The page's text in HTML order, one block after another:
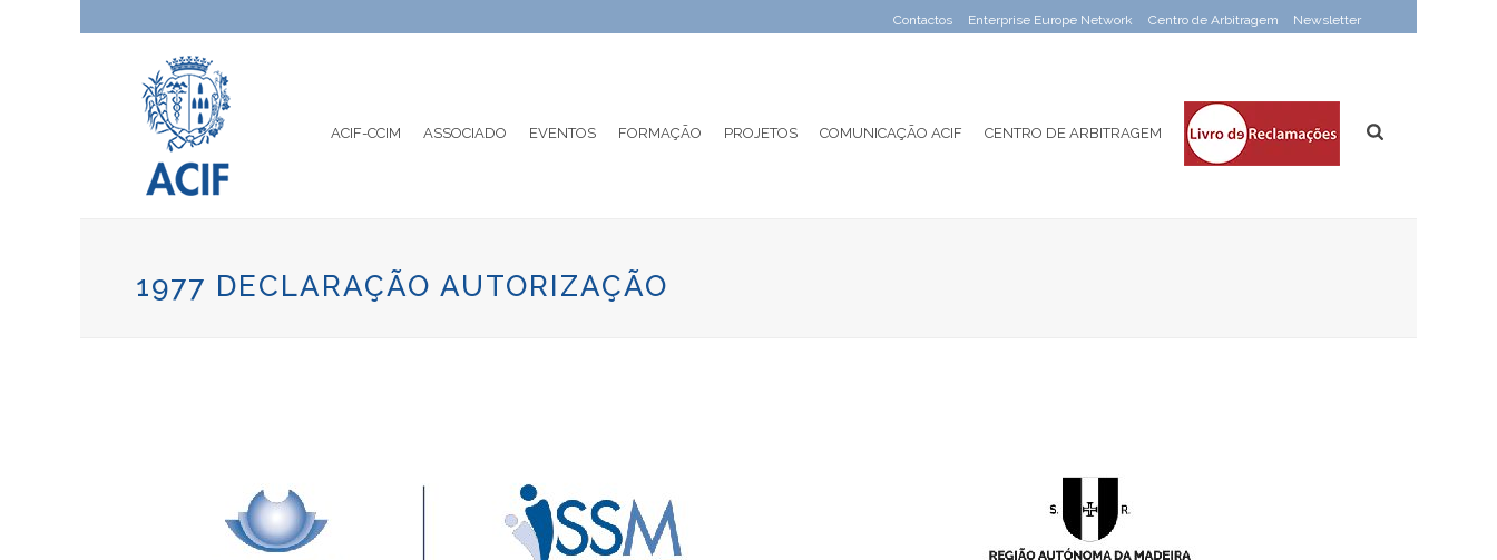
Newsletter
Contactos Enterprise Europe Network Centro de Arbitragem
ACIF-CCIM ASSOCIADO EVENTOS FORMAÇÃO PROJETOS COMUNICAÇÃO ACIF CENTRO DE ARBITRAGEM
1977 DECLARAÇÃO AUTORIZAÇÃO